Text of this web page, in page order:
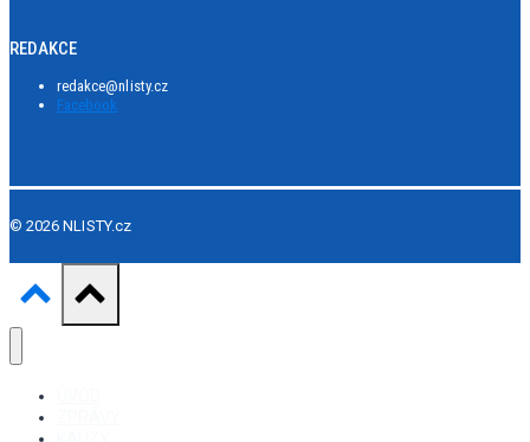
REDAKCE
redakce@nlisty.cz
Facebook
© 2026 NLISTY.cz